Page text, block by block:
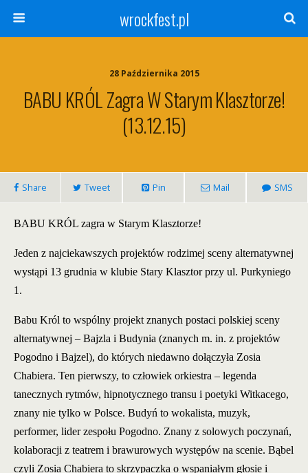
wrockfest.pl
28 Października 2015
BABU KRÓL Zagra W Starym Klasztorze!
(13.12.15)
Share Tweet Pin Mail SMS
BABU KRÓL zagra w Starym Klasztorze!
Jeden z najciekawszych projektów rodzimej sceny alternatywnej
wystąpi 13 grudnia w klubie Stary Klasztor przy ul. Purkyniego
1.
Babu Król to wspólny projekt znanych postaci polskiej sceny
alternatywnej – Bajzla i Budynia (znanych m. in. z projektów
Pogodno i Bajzel), do których niedawno dołączyła Zosia
Chabiera. Ten pierwszy, to człowiek orkiestra – legenda
tanecznych rytmów, hipnotycznego transu i poetyki Witkacego,
znany nie tylko w Polsce. Budyń to wokalista, muzyk,
performer, lider zespołu Pogodno. Znany z solowych poczynań,
kolaboracji z teatrem i brawurowych występów na scenie. Bąbel
czyli Zosia Chabiera to skrzypaczka o wspaniałym głosie i